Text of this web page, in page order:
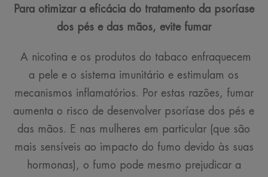
Para otimizar a eficácia do tratamento da psoríase
dos pés e das mãos, evite fumar
A nicotina e os produtos do tabaco enfraquecem
a pele e o sistema imunitário e estimulam os
mecanismos inflamatórios. Por estas razões, fumar
aumenta o risco de desenvolver psoríase dos pés e
das mãos. E nas mulheres em particular (que são
mais sensíveis ao impacto do fumo devido às suas
hormonas), o fumo pode mesmo prejudicar a